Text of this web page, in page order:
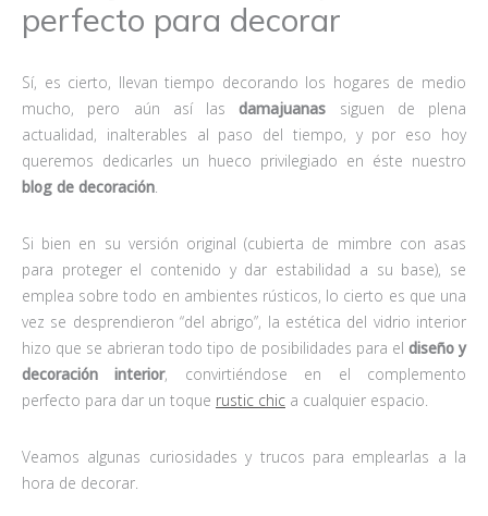
perfecto para decorar
Sí, es cierto, llevan tiempo decorando los hogares de medio
mucho, pero aún así lasdamajuanas siguen de plena
actualidad, inalterables al paso del tiempo, y por eso hoy
queremos dedicarles un hueco privilegiado en éste nuestro
blog de decoración
Si bien en su versión original (cubierta de mimbre con asas
para proteger el contenido y dar estabilidad a su base), se
emplea sobre todo en ambientes rústicos, lo cierto es que una
vez se desprendieron “del abrigo”, la estética del vidrio interior
hizo que se abrieran todo tipo de posibilidades para el diseño y
decoración interior, convirtiéndose en el complemento
perfecto para dar un toque rustic chic a cualquier espacio.
Veamos algunas curiosidades y trucos para emplearlas a la
hora de decorar.